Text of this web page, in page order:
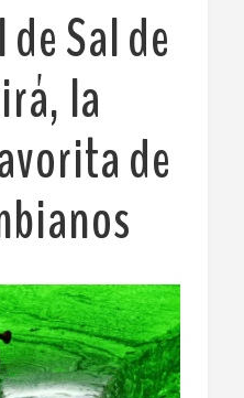
Sal de
la
de